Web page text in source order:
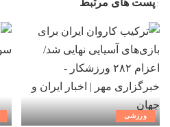
پست های مرتبط
ورزشی